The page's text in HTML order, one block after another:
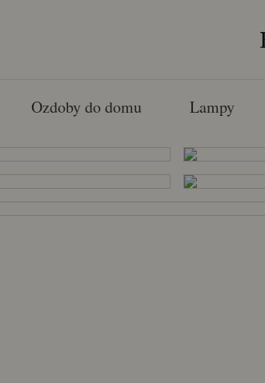
Ozdoby do domu Lampy